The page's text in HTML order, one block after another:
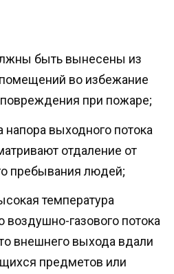
быть вынесены из
во избежание
при пожаре;
выходного потока
отдаление от
пребывания людей;
температура
газового потока
внешнего выхода вдали
предметов или